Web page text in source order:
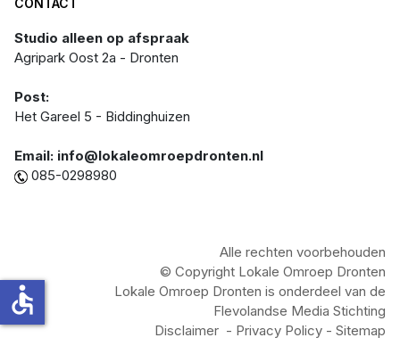
CONTACT
Studio alleen op afspraak
Agripark Oost 2a - Dronten
Post:
Het Gareel 5 - Biddinghuizen
Email: info@lokaleomroepdronten.nl
085-0298980
Alle rechten voorbehouden
© Copyright Lokale Omroep Dronten
Lokale Omroep Dronten is onderdeel van de
Flevolandse Media Stichting
Disclaimer - Privacy Policy - Sitemap
accessible